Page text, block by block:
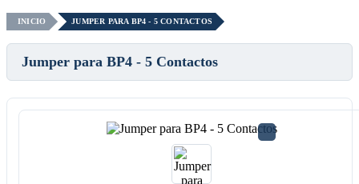
INICIO JUMPER PARA BP4 - 5 CONTACTOS
Jumper para BP4 - 5 Contactos